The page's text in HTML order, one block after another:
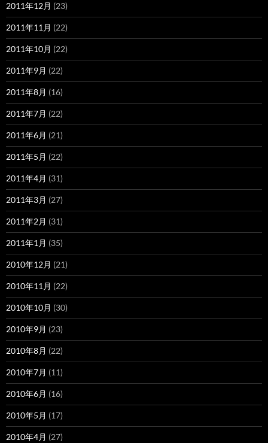
2011年12月 (23)
2011年11月 (22)
2011年10月 (22)
2011年9月 (22)
2011年8月 (16)
2011年7月 (22)
2011年6月 (21)
2011年5月 (22)
2011年4月 (31)
2011年3月 (27)
2011年2月 (31)
2011年1月 (35)
2010年12月 (21)
2010年11月 (22)
2010年10月 (30)
2010年9月 (23)
2010年8月 (22)
2010年7月 (11)
2010年6月 (16)
2010年5月 (17)
2010年4月 (27)